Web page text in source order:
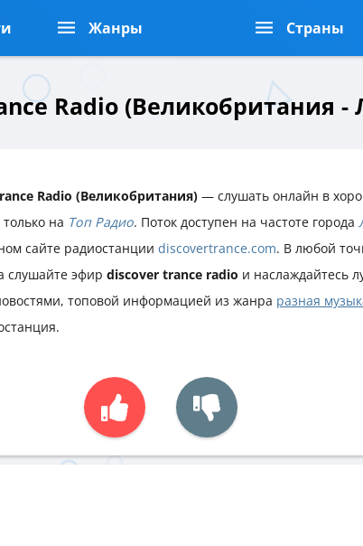
Жанры Страны
Radio (Великобритания -
Radio (Великобритания) — слушать онлайн в
на Топ Радио. Поток доступен на частоте города
сайте радиостанции discovertrance.com. В любой
слушайте эфир discover trance radio и наслаждайтесь
топовой информацией из жанра разная